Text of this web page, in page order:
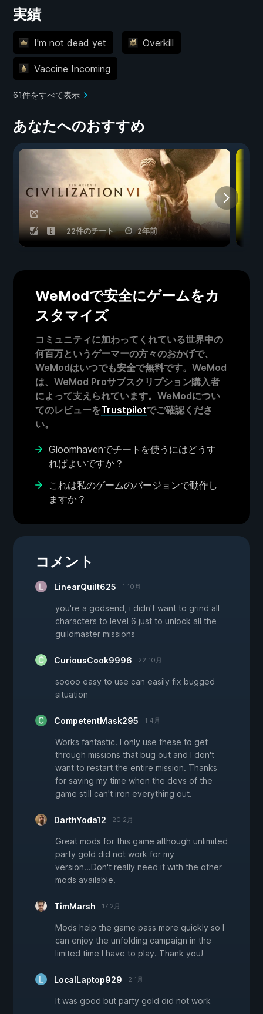
実績
I'm not dead yet Overkill
Vaccine Incoming
61件をすべて表示
あなたへのおすすめ
22件のチート 2年前
WeModで安全にゲームをカ
スタマイズ
コミュニティに加わってくれている世界中の
何百万というゲーマーの方々のおかげで、
WeModはいつでも安全で無料です。WeMod
は、WeMod Proサブスクリプション購入者
によって支えられています。WeModについ
てのレビューをTrustpilotでご確認くださ
い。
Gloomhavenでチートを使うにはどうす
ればよいですか？
これは私のゲームのバージョンで動作し
ますか？
コメント
LinearQuilt625 1 10月
you're a godsend, i didn't want to grind all
characters to level 6 just to unlock all the
guildmaster missions
CuriousCook9996 22 10月
soooo easy to use can easily fix bugged
situation
CompetentMask295 1 4月
Works fantastic. I only use these to get
through missions that bug out and I don't
want to restart the entire mission. Thanks
for saving my time when the devs of the
game still can't iron everything out.
DarthYoda12 20 2月
Great mods for this game although unlimited
party gold did not work for my
version...Don't really need it with the other
mods available.
TimMarsh 17 2月
Mods help the game pass more quickly so I
can enjoy the unfolding campaign in the
limited time I have to play. Thank you!
LocalLaptop929 2 1月
It was good but party gold did not work